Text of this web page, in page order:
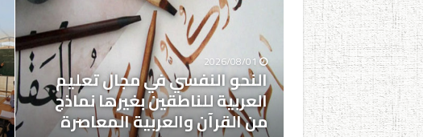
2026/08/01
النحو النفسي في مجال تعليم
العربية للناطقين بغيرها نماذج
من القرآن والعربية المعاصرة